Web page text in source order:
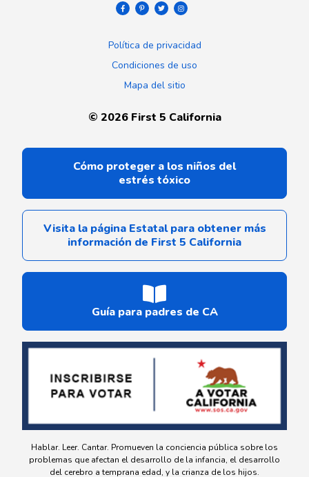
Política de privacidad
Condiciones de uso
Mapa del sitio
© 2026First 5 California
Cómo proteger a los niños del
estrés tóxico
Visita la página Estatal para obtener más
información de First 5 California
Guía para padres de CA
Hablar. Leer. Cantar. Promueven la conciencia pública sobre los
problemas que afectan el desarrollo de la infancia, el desarrollo
del cerebro a temprana edad, y la crianza de los hijos.